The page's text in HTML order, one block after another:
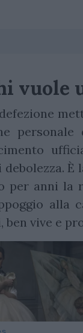
vuole
personale
debolezza.
per anni la
alla
ben vive e